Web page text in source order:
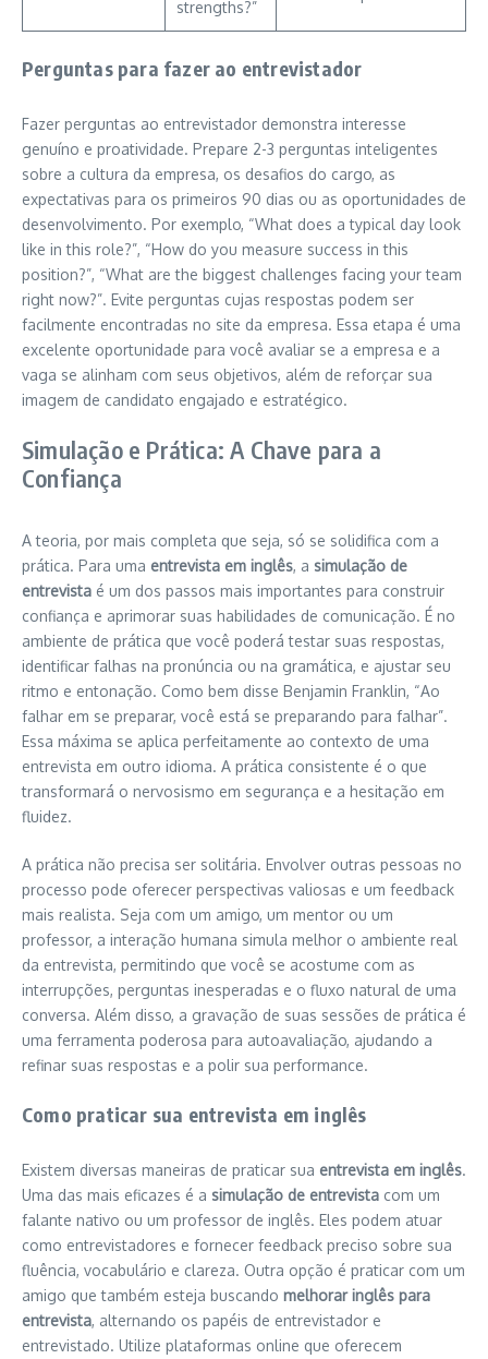
strengths?”
Perguntas para fazer ao entrevistador
Fazer perguntas ao entrevistador demonstra interesse
genuíno e proatividade. Prepare 2-3 perguntas inteligentes
sobre a cultura da empresa, os desafios do cargo, as
expectativas para os primeiros 90 dias ou as oportunidades de
desenvolvimento. Por exemplo, “What does a typical day look
like in this role?”, “How do you measure success in this
position?”, “What are the biggest challenges facing your team
right now?”. Evite perguntas cujas respostas podem ser
facilmente encontradas no site da empresa. Essa etapa é uma
excelente oportunidade para você avaliar se a empresa e a
vaga se alinham com seus objetivos, além de reforçar sua
imagem de candidato engajado e estratégico.
Simulação e Prática: A Chave para a
Confiança
A teoria, por mais completa que seja, só se solidifica com a
prática. Para uma entrevista em inglês, a simulação de
entrevista é um dos passos mais importantes para construir
confiança e aprimorar suas habilidades de comunicação. É no
ambiente de prática que você poderá testar suas respostas,
identificar falhas na pronúncia ou na gramática, e ajustar seu
ritmo e entonação. Como bem disse Benjamin Franklin, “Ao
falhar em se preparar, você está se preparando para falhar”.
Essa máxima se aplica perfeitamente ao contexto de uma
entrevista em outro idioma. A prática consistente é o que
transformará o nervosismo em segurança e a hesitação em
fluidez.
A prática não precisa ser solitária. Envolver outras pessoas no
processo pode oferecer perspectivas valiosas e um feedback
mais realista. Seja com um amigo, um mentor ou um
professor, a interação humana simula melhor o ambiente real
da entrevista, permitindo que você se acostume com as
interrupções, perguntas inesperadas e o fluxo natural de uma
conversa. Além disso, a gravação de suas sessões de prática é
uma ferramenta poderosa para autoavaliação, ajudando a
refinar suas respostas e a polir sua performance.
Como praticar sua entrevista em inglês
Existem diversas maneiras de praticar sua entrevista em inglês.
Uma das mais eficazes é a simulação de entrevista com um
falante nativo ou um professor de inglês. Eles podem atuar
como entrevistadores e fornecer feedback preciso sobre sua
fluência, vocabulário e clareza. Outra opção é praticar com um
amigo que também esteja buscando melhorar inglês para
entrevista, alternando os papéis de entrevistador e
entrevistado. Utilize plataformas online que oferecem